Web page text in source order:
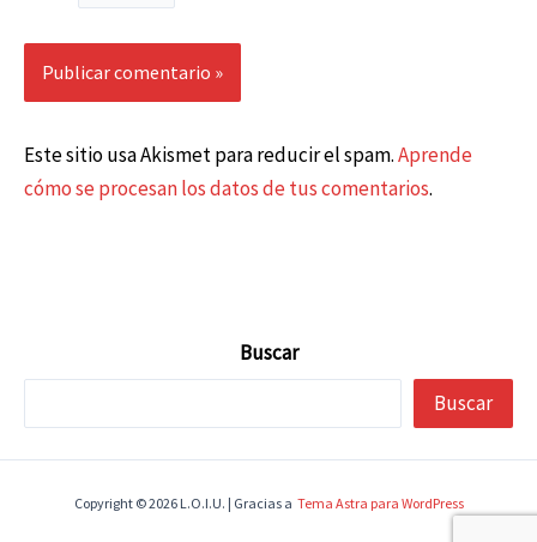
Este sitio usa Akismet para reducir el spam.Aprende
cómo se procesan los datos de tus comentarios.
Buscar
Buscar
Copyright © 2026 L.O.I.U. | Gracias a Tema Astra para WordPress